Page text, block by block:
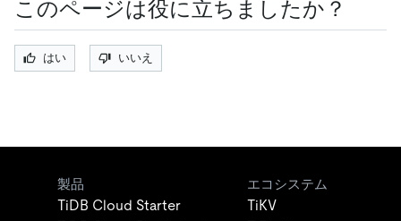
このページは役に立ちましたか？
はい いいえ
製品
TiDB Cloud Starter
エコシステム
TiKV